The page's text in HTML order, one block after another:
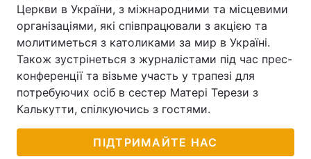
Церкви в України, з міжнародними та місцевими
організаціями, які співпрацювали з акцією та
молитиметься з католиками за мир в Україні.
Також зустрінеться з журналістами під час прес-
конференції та візьме участь у трапезі для
потребуючих осіб в сестер Матері Терези з
Калькутти, спілкуючись з гостями.
ПІДТРИМАЙТЕ НАС